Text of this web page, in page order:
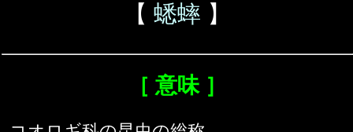
【 蟋蟀 】
［ 意味 ］